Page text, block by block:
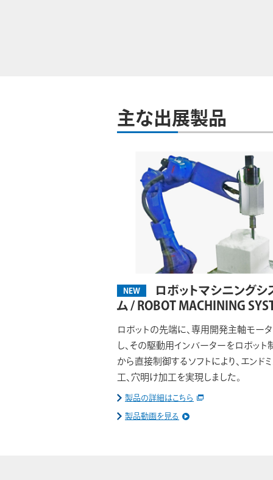
主な出展製品
NEW
ロボットマシニングシ
ム / ROBOT MACHINING
ロボットの先端に、専用開発主軸モー
し、その駆動用インバーターをロボット
から直接制御するソフトにより、エンド
工、穴明け加工を実現しました。
製品の詳細はこちら
製品動画を見る